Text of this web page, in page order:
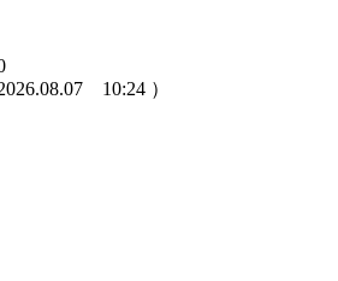
10:24 ）